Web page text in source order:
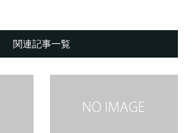
関連記事一覧